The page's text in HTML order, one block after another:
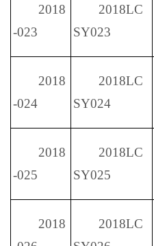
2018
-023
2018LC
SY023
2018
-024
2018LC
SY024
2018
-025
2018LC
SY025
2018
2018LC